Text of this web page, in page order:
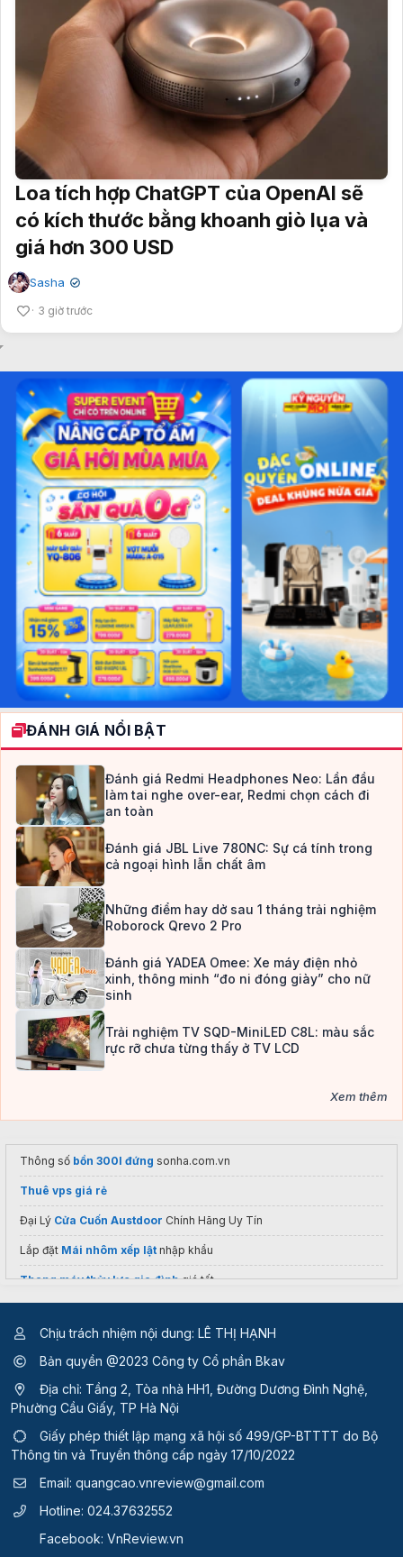
Loa tích hợp ChatGPT của OpenAI sẽ
có kích thước bằng khoanh giò lụa và
giá hơn 300 USD
Sasha ✔
3 giờ trước
ĐÁNH GIÁ NỔI BẬT
Đánh giá Redmi Headphones Neo: Lần đầu
làm tai nghe over-ear, Redmi chọn cách đi
an toàn
Đánh giá JBL Live 780NC: Sự cá tính trong
cả ngoại hình lẫn chất âm
Những điểm hay dở sau 1 tháng trải nghiệm
Roborock Qrevo 2 Pro
Đánh giá YADEA Omee: Xe máy điện nhỏ
xinh, thông minh “đo ni đóng giày” cho nữ
sinh
Trải nghiệm TV SQD-MiniLED C8L: màu sắc
rực rỡ chưa từng thấy ở TV LCD
Xem thêm
Thông số bồn 300l đứng sonha.com.vn
Thuê vps giá rẻ
Đại Lý Cửa Cuốn Austdoor Chính Hãng Uy Tín
Lắp đặt Mái nhôm xếp lật nhập khẩu
Thang máy thủy lực gia đìnhgiá tốt
thiết kế thi công phòng ngủ cần giờ
Hùng Hiền cung cấp ống cao su mềm
Máy cắt sắt chính hãng
Các mẫu quần áo bảo hộ phổ thông
Mẫu phào chỉ xi măng đẹp
Máy bơm thử áp lực nước
tổng hợp code roblox hôm nay
Giường Mạnh Tùng TPHCM
Chịu trách nhiệm nội dung: LÊ THỊ HẠNH
Bản quyền @2023 Công ty Cổ phần Bkav
Địa chỉ: Tầng 2, Tòa nhà HH1, Đường Dương Đình Nghệ,
Phường Cầu Giấy, TP Hà Nội
Giấy phép thiết lập mạng xã hội số 499/GP-BTTTT do Bộ
Thông tin và Truyền thông cấp ngày 17/10/2022
Email: quangcao.vnreview@gmail.com
Hotline: 024.37632552
Facebook: VnReview.vn